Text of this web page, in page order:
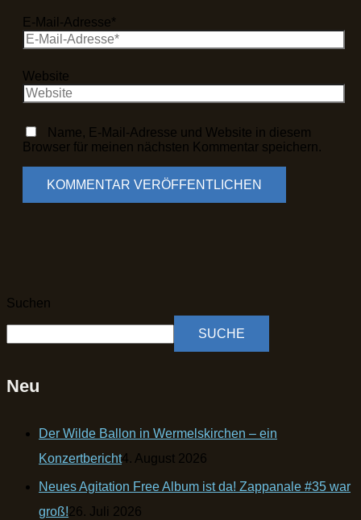
E-Mail-Adresse*
Website
Name, E-Mail-Adresse und Website in diesem
Browser für meinen nächsten Kommentar speichern.
Suchen
SUCHE
Neu
Der Wilde Ballon in Wermelskirchen – ein
Konzertbericht4. August 2026
Neues Agitation Free Album ist da! Zappanale #35 war
groß!26. Juli 2026